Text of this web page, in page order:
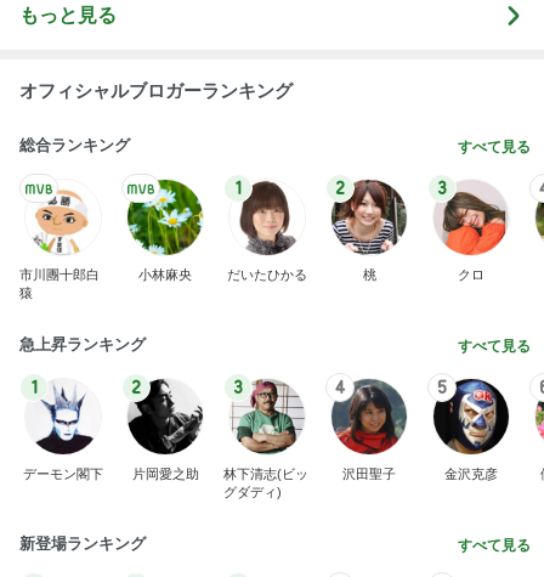
もっと見る
オフィシャルブロガーランキング
総合ランキング すべて見る
市川團十郎白
猿
小林麻央
1
だいたひかる
2
桃
3
クロ
急上昇ランキング すべて見る
1
デーモン閣下
2
片岡愛之助
3
林下清志(ビッ
グダディ)
4
沢田聖子
5
金沢克彦
新登場ランキング すべて見る